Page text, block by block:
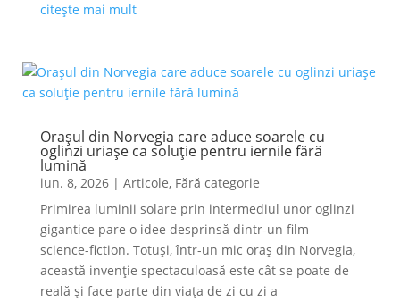
citește mai mult
Orașul din Norvegia care aduce soarele cu
oglinzi uriașe ca soluție pentru iernile fără
lumină
iun. 8, 2026| Articole, Fără categorie
Primirea luminii solare prin intermediul unor oglinzi
gigantice pare o idee desprinsă dintr-un film
science-fiction. Totuși, într-un mic oraș din Norvegia,
această invenție spectaculoasă este cât se poate de
reală și face parte din viața de zi cu zi a